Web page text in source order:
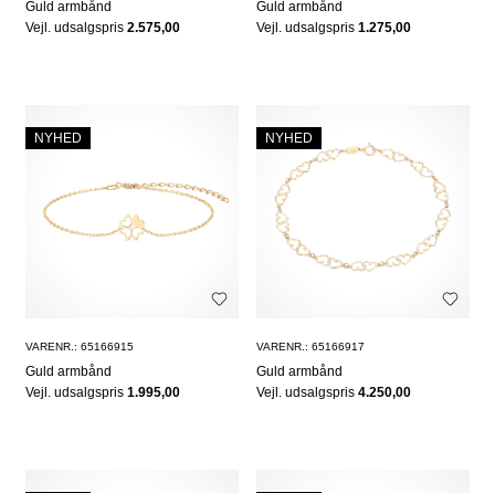
Guld armbånd
Vejl. udsalgspris 2.575,00
Guld armbånd
Vejl. udsalgspris1.275,00
NYHED
VARENR.: 65166915
Guld armbånd
Vejl. udsalgspris 1.995,00
NYHED
VARENR.: 65166917
Guld armbånd
Vejl. udsalgspris4.250,00